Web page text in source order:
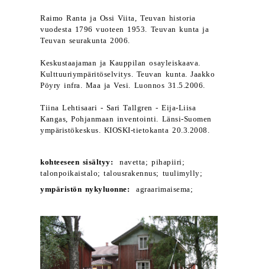
Raimo Ranta ja Ossi Viita, Teuvan historia
vuodesta 1796 vuoteen 1953. Teuvan kunta ja
Teuvan seurakunta 2006.
Keskustaajaman ja Kauppilan osayleiskaava.
Kulttuuriympäritöselvitys. Teuvan kunta. Jaakko
Pöyry infra. Maa ja Vesi. Luonnos 31.5.2006.
Tiina Lehtisaari - Sari Tallgren - Eija-Liisa
Kangas, Pohjanmaan inventointi. Länsi-Suomen
ympäristökeskus. KIOSKI-tietokanta 20.3.2008.
kohteeseen sisältyy: navetta; pihapiiri;
talonpoikaistalo; talousrakennus; tuulimylly;
ympäristön nykyluonne: agraarimaisema;